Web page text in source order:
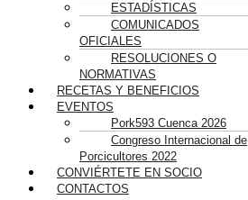
ESTADÍSTICAS
COMUNICADOS
OFICIALES
RESOLUCIONES O
NORMATIVAS
RECETAS Y BENEFICIOS
EVENTOS
Pork593 Cuenca 2026
Congreso Internacional de
Porcicultores 2022
CONVIÉRTETE EN SOCIO
CONTACTOS